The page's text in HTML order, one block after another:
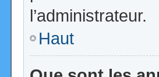
l’administrateur.
Haut